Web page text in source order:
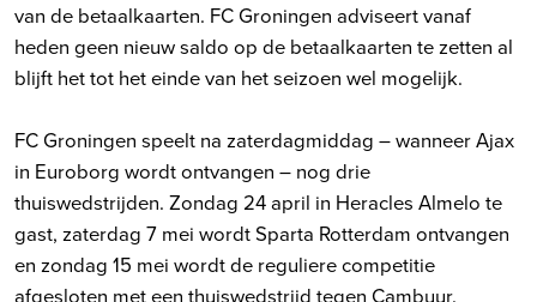
van de betaalkaarten. FC Groningen adviseert vanaf
heden geen nieuw saldo op de betaalkaarten te zetten al
blijft het tot het einde van het seizoen wel mogelijk.
FC Groningen speelt na zaterdagmiddag – wanneer Ajax
in Euroborg wordt ontvangen – nog drie
thuiswedstrijden. Zondag 24 april in Heracles Almelo te
gast, zaterdag 7 mei wordt Sparta Rotterdam ontvangen
en zondag 15 mei wordt de reguliere competitie
afgesloten met een thuiswedstrijd tegen Cambuur.